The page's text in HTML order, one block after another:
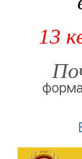
13